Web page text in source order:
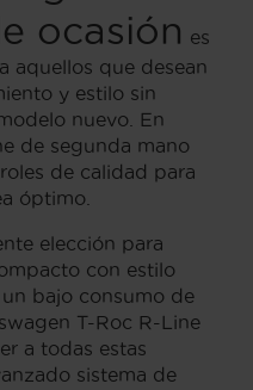
ocasión es
aquellos que desean
y estilo sin
nuevo. En
de segunda mano
de calidad para
óptimo.
elección para
con estilo
bajo consumo de
T-Roc R-Line
a todas estas
sistema de